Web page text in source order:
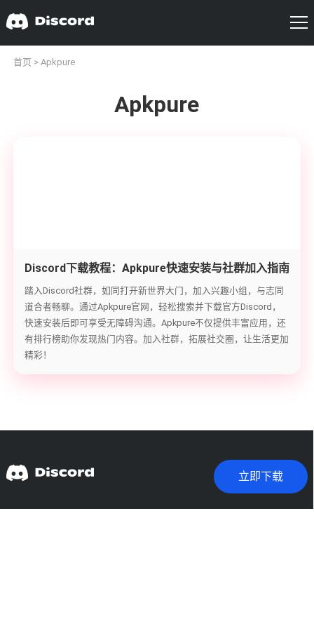
首页 > Apkpure
Apkpure
Discord下载教程：Apkpure快速安装与社群加入指南
踏入Discord社群，如同打开新世界大门，加入兴趣小组，与志同
道合者畅聊。通过Apkpure官网，轻松搜索并下载官方Discord，
快速安装后即可享受无障碍沟通。Apkpure不仅提供丰富应用，还
有排行榜助你发现热门内容。加入社群，拓展社交圈，让生活更加
精彩！
立即下载